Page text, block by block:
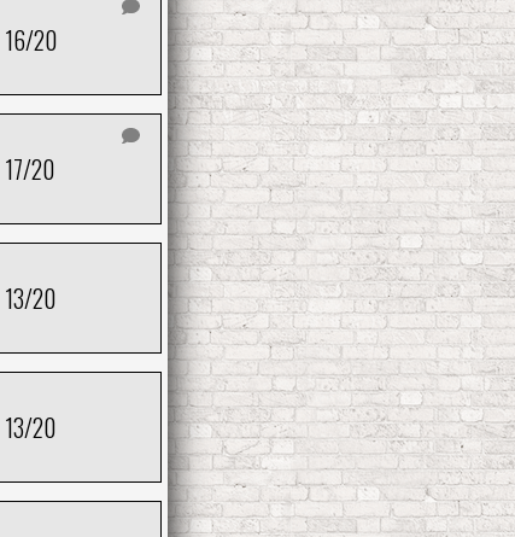
16/20
17/20
13/20
13/20